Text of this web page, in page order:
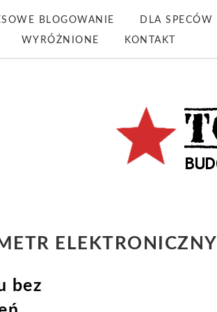
BLOGOWANIE DLA SPECÓW
WYRÓŻNIONE KONTAKT
ELEKTRONICZNY
bez